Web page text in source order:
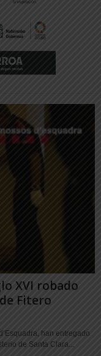
XVI robado
Fitero
han entregado
de Santa Clara...